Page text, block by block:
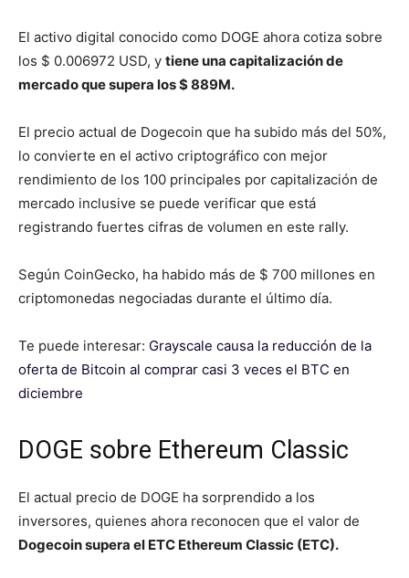
El activo digital conocido como DOGE ahora cotiza sobre
los $ 0.006972 USD, y tiene una capitalización de
mercado que supera los $ 889M.
El precio actual de Dogecoin que ha subido más del 50%,
lo convierte en el activo criptográfico con mejor
rendimiento de los 100 principales por capitalización de
mercado inclusive se puede verificar que está
registrando fuertes cifras de volumen en este rally.
Según CoinGecko, ha habido más de $ 700 millones en
criptomonedas negociadas durante el último día.
Te puede interesar: Grayscale causa la reducción de la
oferta de Bitcoin al comprar casi 3 veces el BTC en
diciembre
DOGE sobre Ethereum Classic
El actual precio de DOGE ha sorprendido a los
inversores, quienes ahora reconocen que el valor de
Dogecoin supera el ETC Ethereum Classic (ETC).